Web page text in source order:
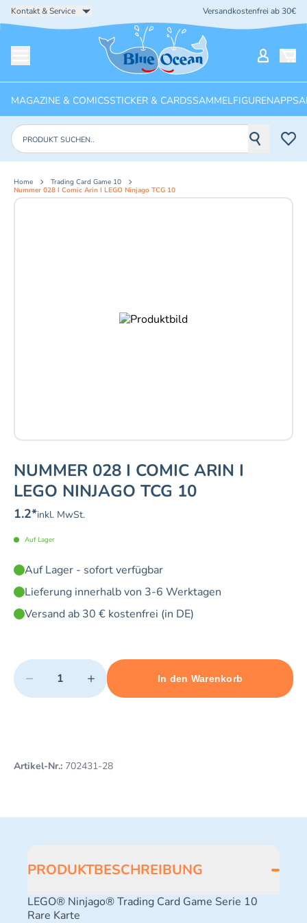
Kontakt & Service Versandkostenfrei ab 30€
Startseite
MAGAZINE & COMICSSTICKER & CARDSSAMMELFIGURENAPPS
Produkte suchen
Home
Trading Card Game 10
Nummer 028 I Comic Arin I LEGO Ninjago TCG 10
NUMMER 028 I COMIC ARIN I
LEGO NINJAGO TCG 10
1.2*inkl. MwSt.
Auf Lager
Auf Lager - sofort verfügbar
Lieferung innerhalb von 3-6 Werktagen
Versand ab 30 € kostenfrei (in DE)
Quantity
− +
Minimum quantity: 1 Maximum quantity: 3
In den Warenkorb
Add 1 item to cart
Artikel-Nr.: 702431-28
PRODUKTBESCHREIBUNG
LEGO® Ninjago® Trading Card Game Serie 10
Rare Karte